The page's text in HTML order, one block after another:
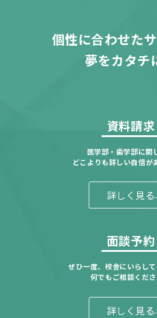
個性に合わせた
夢をカタチ
資料請求
医学部・歯学部に関
どこよりも詳しい自信が
詳しく見る
面談予約
ぜひ一度、校舎にいらして
何でもご相談くださ
詳しく見る